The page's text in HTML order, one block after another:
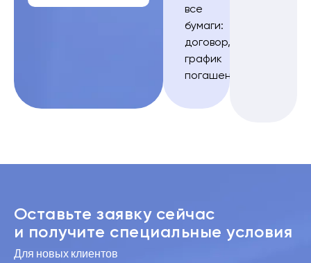
все
бумаги:
договор,
график
погашения.
Оставьте заявку сейчас
и получите специальные условия
Для новых клиентов